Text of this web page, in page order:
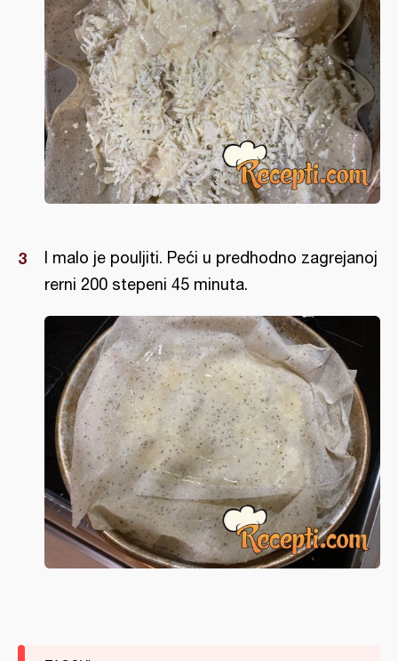
I malo je pouljiti. Peći u predhodno zagrejanoj
rerni 200 stepeni 45 minuta.